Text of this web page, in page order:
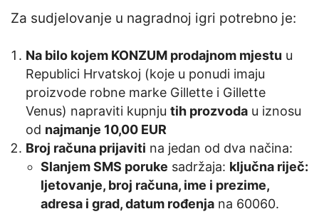
Za sudjelovanje u nagradnoj igri potrebno je:
Na bilo kojem KONZUM prodajnom mjestu u
Republici Hrvatskoj (koje u ponudi imaju
proizvode robne marke Gillette i Gillette
Venus) napraviti kupnju tih prozvoda u iznosu
od najmanje 10,00 EUR
Broj računa prijaviti na jedan od dva načina:
Slanjem SMS poruke sadržaja: ključna riječ:
ljetovanje, broj računa, ime i prezime,
adresa i grad, datum rođenja na 60060.